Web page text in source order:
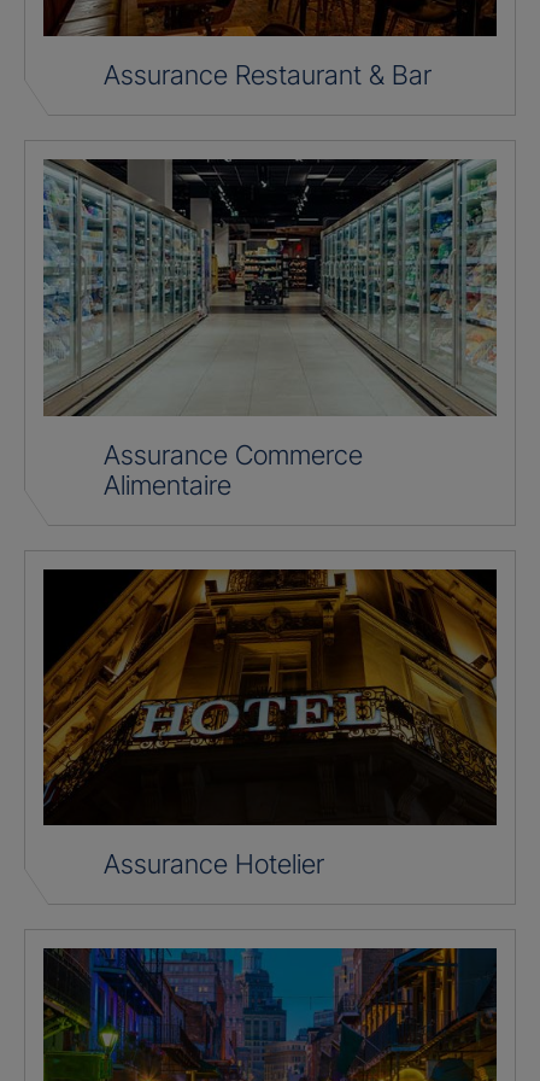
Assurance Restaurant & Bar
Assurance Commerce
Alimentaire
Assurance Hotelier